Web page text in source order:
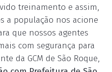
treinamento e assim,
a população nos acione
que nossos agentes
com segurança para
da GCM de São Roque,